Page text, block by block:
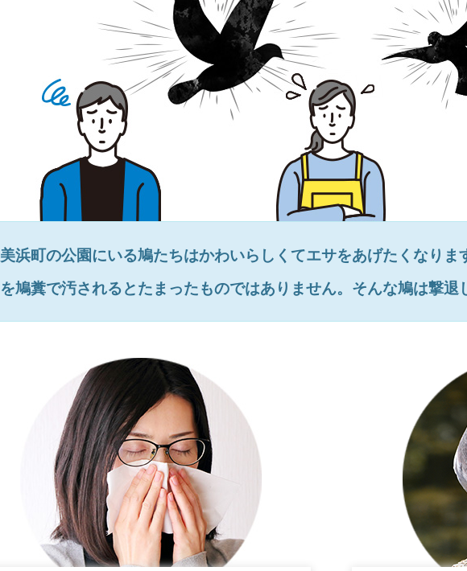
美浜町の公園にいる鳩たちはかわいらしくてエサをあげたくなりま
を鳩糞で汚されるとたまったものではありません。そんな鳩は撃退